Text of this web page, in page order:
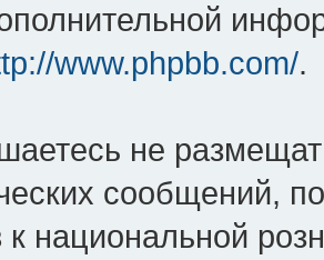
www.phpbb.com/.
не
сообщений,
к национальной